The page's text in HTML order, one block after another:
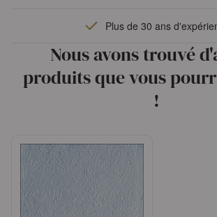
Plus de 30 ans
Nous avons trouvé
produits que vous
!